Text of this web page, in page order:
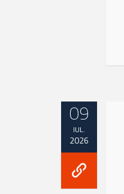
09
IUL.
2026